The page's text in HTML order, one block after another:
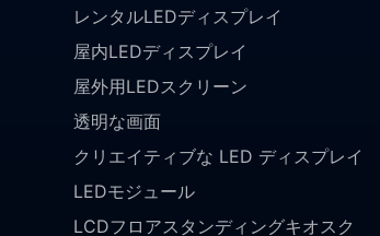
レンタルLEDディスプレイ
屋内LEDディスプレイ
屋外用LEDスクリーン
透明な画面
クリエイティブな LED ディスプレイ
LEDモジュール
LCDフロアスタンディングキオスク